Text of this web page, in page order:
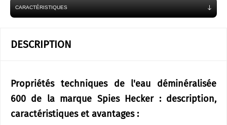
CARACTÉRISTIQUES
DESCRIPTION
Propriétés techniques de l'eau déminéralisée
600 de la marque Spies Hecker : description,
caractéristiques et avantages :